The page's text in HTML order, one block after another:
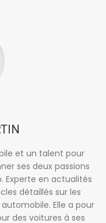
et un talent pour
ses deux passions
Experte en actualités
détaillés sur les
Elle a pour
des voitures à ses